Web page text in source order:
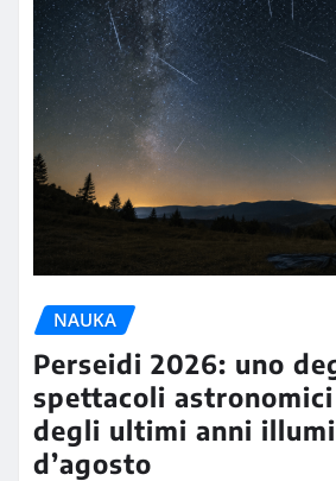
NAUKA
Perseidi 2026: uno
spettacoli
degli ultimi anni
d’agosto